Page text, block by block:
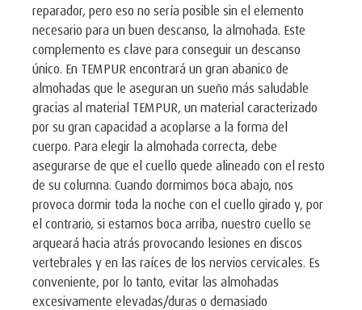
reparador, pero eso no sería posible sin el elemento
necesario para un buen descanso, la almohada. Este
complemento es clave para conseguir un descanso
único. En TEMPUR encontrará un gran abanico de
almohadas que le aseguran un sueño más saludable
gracias al material TEMPUR, un material caracterizado
por su gran capacidad a acoplarse a la forma del
cuerpo. Para elegir la almohada correcta, debe
asegurarse de que el cuello quede alineado con el resto
de su columna. Cuando dormimos boca abajo, nos
provoca dormir toda la noche con el cuello girado y, por
el contrario, si estamos boca arriba, nuestro cuello se
arqueará hacia atrás provocando lesiones en discos
vertebrales y en las raíces de los nervios cervicales. Es
conveniente, por lo tanto, evitar las almohadas
excesivamente elevadas/duras o demasiado